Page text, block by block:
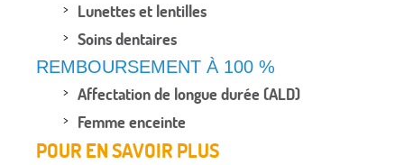
Lunettes et lentilles
Soins dentaires
REMBOURSEMENT À 100 %
Affectation de longue durée (ALD)
Femme enceinte
POUR EN SAVOIR PLUS